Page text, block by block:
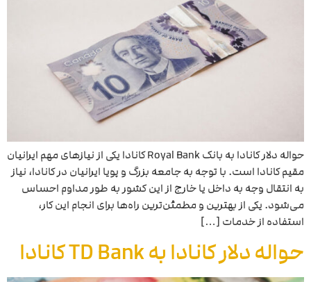
حواله دلار کانادا به بانک Royal Bank کانادا یکی از نیازهای مهم ایرانیان
مقیم کانادا است. با توجه به جامعه بزرگ و پویا ایرانیان در کانادا، نیاز
به انتقال وجه به داخل یا خارج از این کشور به طور مداوم احساس
می‌شود. یکی از بهترین و مطمئن‌ترین راه‌ها برای انجام این کار،
استفاده از خدمات […]
حواله دلار کانادا به TD Bank کانادا